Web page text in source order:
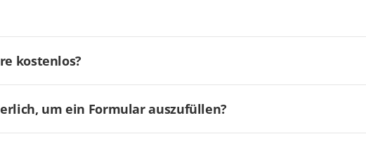
kostenlos?
um ein Formular auszufüllen?